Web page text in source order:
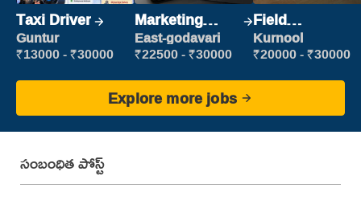
Taxi Driver
Guntur
₹13000 - ₹30000
Marketing
Executive
East-godavari
₹22500 - ₹30000
Field
Marketing
Executive
Kurnool
₹20000 - ₹30000
Explore more jobs
సంబంధిత పోస్ట్